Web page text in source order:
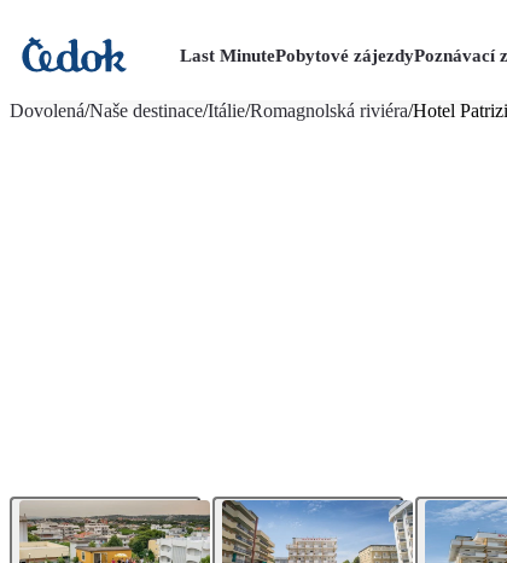
Last MinutePobytové zájezdyPoznávací
Dovolená/Naše destinace/Itálie/Romagnolská riviéra/Hotel